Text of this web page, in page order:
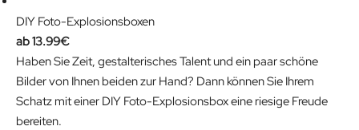
a
:
2
4
:
8
.
9
DIY Foto-Explosionsboxen
13.99€
Haben Sie Zeit, gestalterisches Talent und ein paar schöne
Bilder von Ihnen beiden zur Hand? Dann können Sie Ihrem
Schatz mit einer DIY Foto-Explosionsbox eine riesige Freude
bereiten.